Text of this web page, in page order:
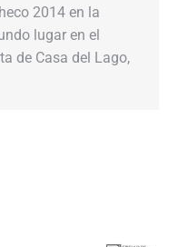
2014 en la
lugar en el
de Casa del Lago,